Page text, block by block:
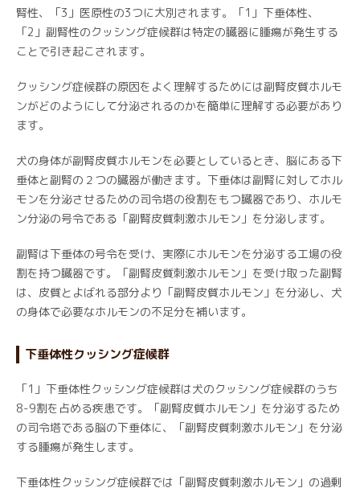
腎性、「3」医原性の3つに大別されます。「1」下垂体性、
「2」副腎性のクッシング症候群は特定の臓器に腫瘍が発生する
ことで引き起こされます。
クッシング症候群の原因をよく理解するためには副腎皮質ホルモ
ンがどのようにして分泌されるのかを簡単に理解する必要があり
ます。
犬の身体が副腎皮質ホルモンを必要としているとき、脳にある下
垂体と副腎の２つの臓器が働きます。下垂体は副腎に対してホル
モンを分泌させるための司令塔の役割をもつ臓器であり、ホルモ
ン分泌の号令である「副腎皮質刺激ホルモン」を分泌します。
副腎は下垂体の号令を受け、実際にホルモンを分泌する工場の役
割を持つ臓器です。「副腎皮質刺激ホルモン」を受け取った副腎
は、皮質とよばれる部分より「副腎皮質ホルモン」を分泌し、犬
の身体で必要なホルモンの不足分を補います。
下垂体性クッシング症候群
「1」下垂体性クッシング症候群は犬のクッシング症候群のうち
8-9割を占める疾患です。「副腎皮質ホルモン」を分泌するため
の司令塔である脳の下垂体に、「副腎皮質刺激ホルモン」を分泌
する腫瘍が発生します。
下垂体性クッシング症候群では「副腎皮質刺激ホルモン」の過剰